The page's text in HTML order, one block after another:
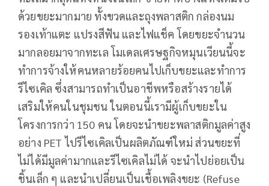
ด้วยขยะมากมาย ทั้งขวดและถุงพลาสติก กล่องนม
รองเท้าแตะ แปรงสีฟัน และไฟแช็ค โดยขยะจำนวน
มากลอยมาจากทะเล โมเดลเศรษฐกิจหมุนเวียนนี้จะ
ทำการจ้างให้คนหลายร้อยคนไปเก็บขยะและทำการ
รีไซเคิล ซึ่งสามารถทำเป็นอาชีพหรือสร้างรายได้
เสริมให้คนในชุมชน ในตอนนี้เรามีผู้เก็บขยะใน
โครงการกว่า 150 คน โดยจะนำขยะพลาสติกมูลค่าสูง
อย่าง PET ไปรีไซเคิลเป็นผลิตภัณฑ์ใหม่ ส่วนขยะที่
ไม่ได้มีมูลค่ามากและรีไซเคิลไม่ได้ จะนำไปย่อยเป็น
ชิ้นเล็ก ๆ และนำเปลี่ยนเป็นเชื้อเพลิงขยะ (Refuse